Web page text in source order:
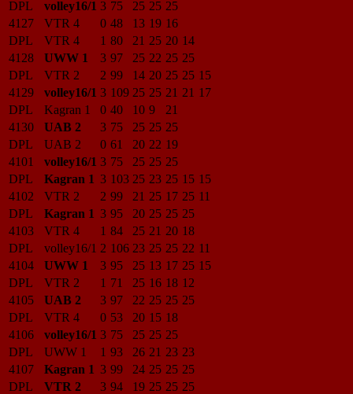
DPL volley16/1 3 75 25 25 25
4127
VTR 4 0 48 13 19 16
DPL
VTR 4 1 80 21 25 20 14
4128
UWW 1 3 97 25 22 25 25
DPL
VTR 2 2 99 14 20 25 25 15
4129
volley16/1 3 109 25 25 21 21 17
DPL
Kagran 1 0 40 10 9
21
4130
UAB 2 3 75 25 25 25
DPL
UAB 2 0 61 20 22 19
4101
volley16/1 3 75 25 25 25
DPL
Kagran 1 3 103 25 23 25 15 15
4102
VTR 2 2 99 21 25 17 25 11
DPL
Kagran 1 3 95 20 25 25 25
4103
VTR 4 1 84 25 21 20 18
DPL
volley16/1 2 106 23 25 25 22 11
4104
UWW 1 3 95 25 13 17 25 15
DPL
VTR 2 1 71 25 16 18 12
4105
UAB 2 3 97 22 25 25 25
DPL
VTR 4 0 53 20 15 18
4106
volley16/1 3 75 25 25 25
DPL
UWW 1 1 93 26 21 23 23
4107
Kagran 1 3 99 24 25 25 25
DPL
VTR 2 3 94 19 25 25 25